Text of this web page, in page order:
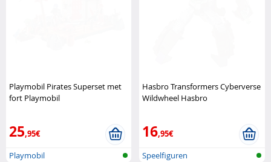
Playmobil Pirates Superset met
fort Playmobil
25,95€
Playmobil
Hasbro Transformers Cyberverse
Wildwheel Hasbro
16,95€
Speelfiguren